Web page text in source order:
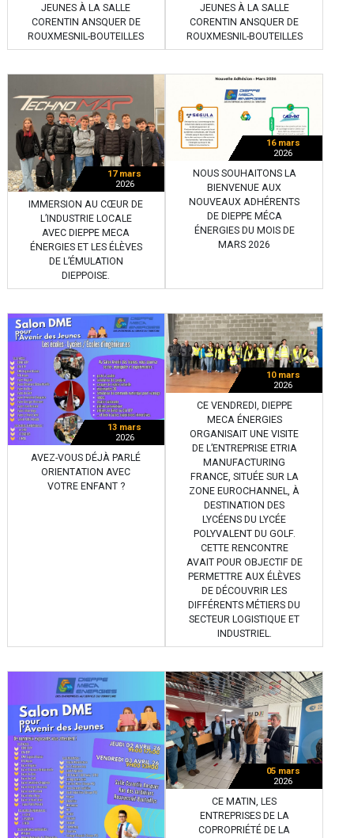
JEUNES À LA SALLE
CORENTIN ANSQUER DE
ROUXMESNIL-BOUTEILLES
JEUNES À LA SALLE
CORENTIN ANSQUER DE
ROUXMESNIL-BOUTEILLES
17 mars
2026
IMMERSION AU CŒUR DE
L’INDUSTRIE LOCALE
AVEC DIEPPE MECA
ÉNERGIES ET LES ÉLÈVES
DE L’ÉMULATION
DIEPPOISE.
16 mars
2026
NOUS SOUHAITONS LA
BIENVENUE AUX
NOUVEAUX ADHÉRENTS
DE DIEPPE MÉCA
ÉNERGIES DU MOIS DE
MARS 2026
13 mars
2026
AVEZ-VOUS DÉJÀ PARLÉ
ORIENTATION AVEC
VOTRE ENFANT ?
10 mars
2026
CE VENDREDI, DIEPPE
MECA ÉNERGIES
ORGANISAIT UNE VISITE
DE L’ENTREPRISE ETRIA
MANUFACTURING
FRANCE, SITUÉE SUR LA
ZONE EUROCHANNEL, À
DESTINATION DES
LYCÉENS DU LYCÉE
POLYVALENT DU GOLF.
CETTE RENCONTRE
AVAIT POUR OBJECTIF DE
PERMETTRE AUX ÉLÈVES
DE DÉCOUVRIR LES
DIFFÉRENTS MÉTIERS DU
SECTEUR LOGISTIQUE ET
INDUSTRIEL.
05 mars
2026
CE MATIN, LES
ENTREPRISES DE LA
COPROPRIÉTÉ DE LA